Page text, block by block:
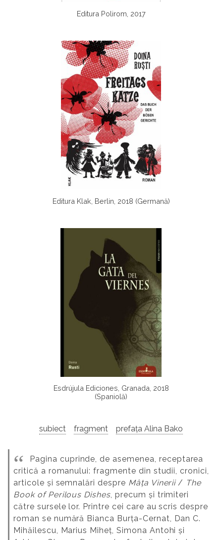
Editura Polirom, 2017
Editura Klak, Berlin, 2018 (Germană)
Esdrújula Ediciones, Granada, 2018
(Spaniolă)
subiect fragment prefața Alina Bako
Pagina cuprinde, de asemenea, receptarea
critică a romanului: fragmente din studii, cronici,
articole și semnalări despre Mâța Vinerii/ The
Book of Perilous Dishes, precum și trimiteri
către sursele lor. Printre cei care au scris despre
roman se numără Bianca Burța-Cernat, Dan C.
Mihăilescu, Marius Miheț, Simona Antohi și